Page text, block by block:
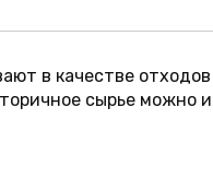
в качестве
сырье можно